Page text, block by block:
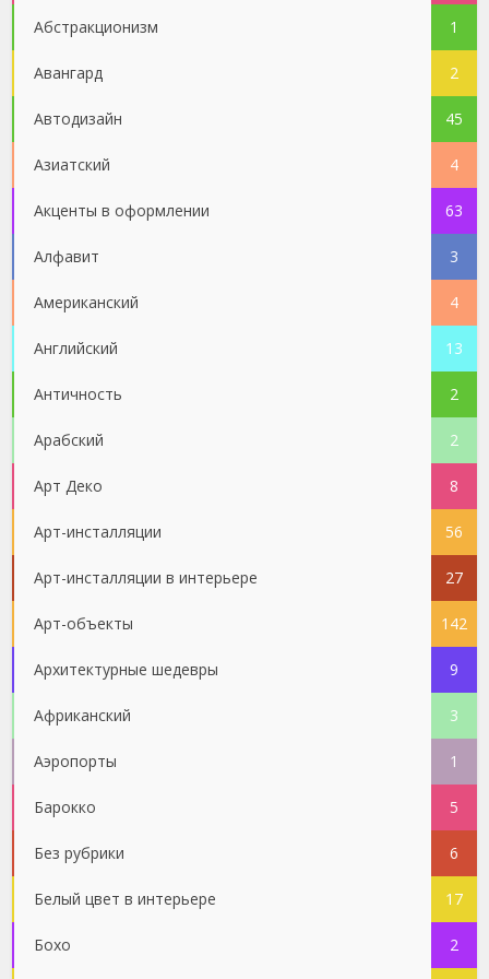
Абстракционизм 1
Авангард 2
Автодизайн 45
Азиатский 4
Акценты в оформлении 63
Алфавит 3
Американский 4
Английский 13
Античность 2
Арабский 2
Арт Деко 8
Арт-инсталляции 56
Арт-инсталляции в интерьере 27
Арт-объекты 142
Архитектурные шедевры 9
Африканский 3
Аэропорты 1
Барокко 5
Без рубрики 6
Белый цвет в интерьере 17
Бохо 2